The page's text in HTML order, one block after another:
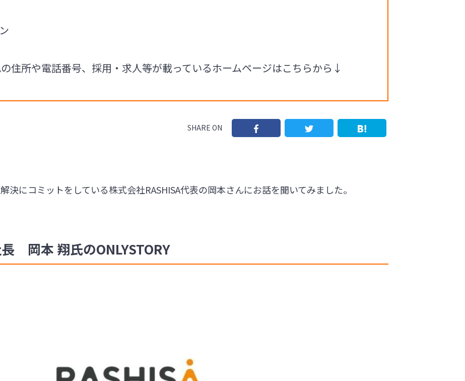
住所や電話番号、採用・求人等が載っているホームページはこちらから↓
SHARE ON
決にコミットをしている株式会社RASHISA代表の岡本さんにお話を聞いてみました。
岡本 翔氏のONLYSTORY